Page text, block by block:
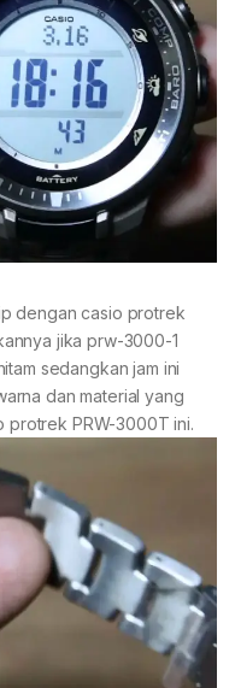
dengan casio protrek
jika prw-3000-1
sedangkan jam ini
dan material yang
protrek PRW-3000T ini.